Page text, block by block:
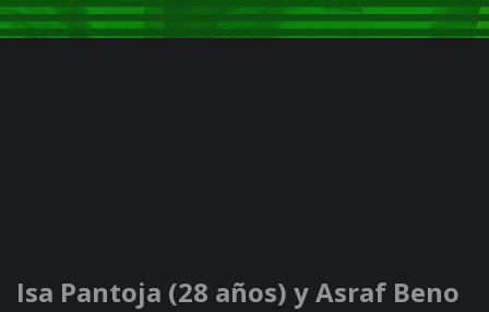
Isa Pantoja (28 años) y Asraf Beno